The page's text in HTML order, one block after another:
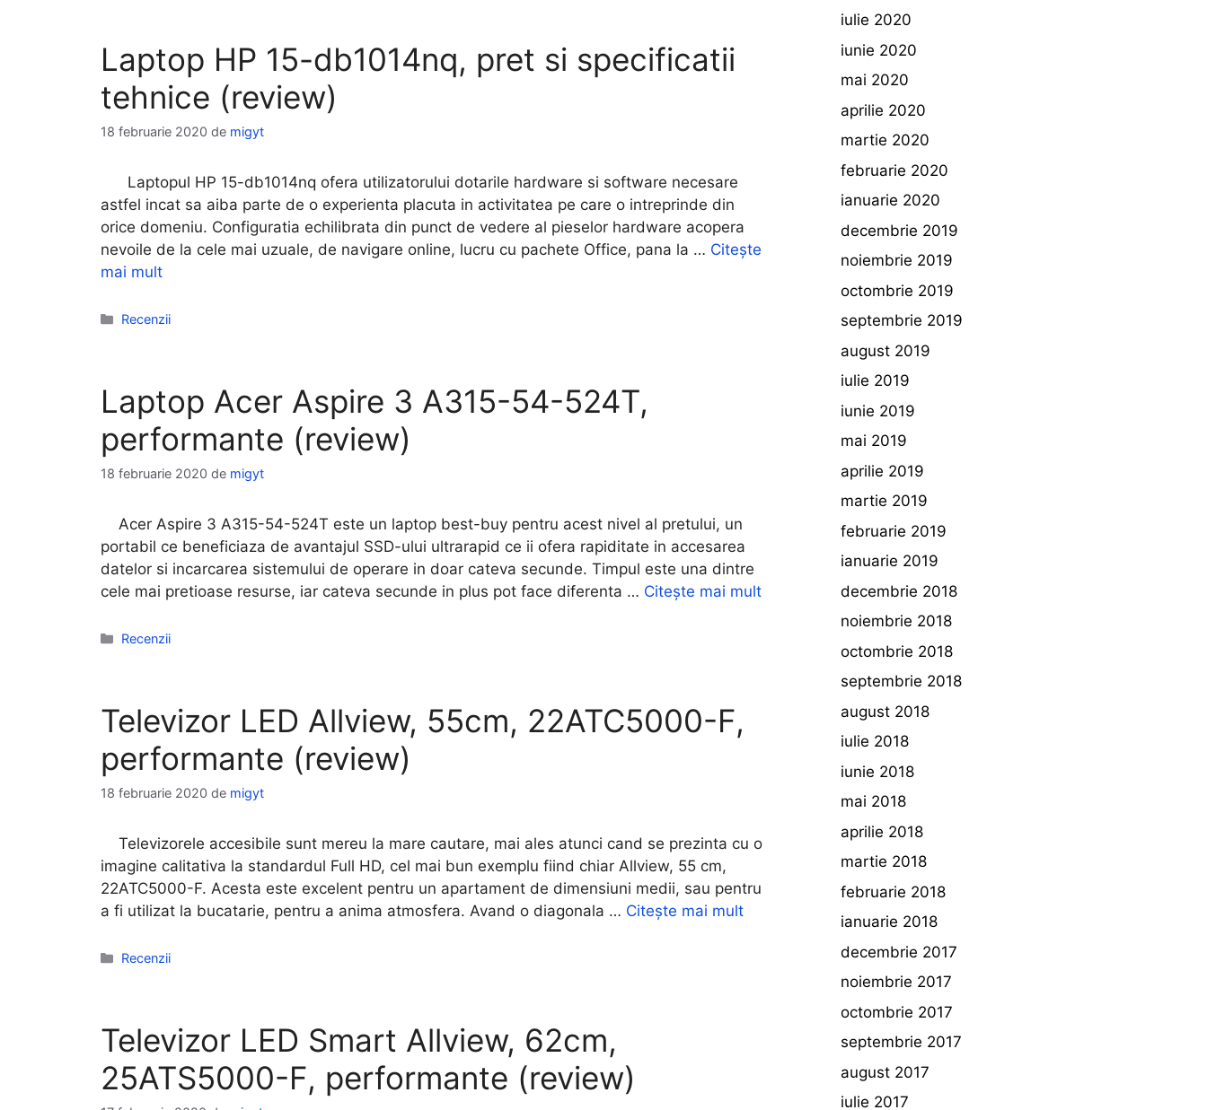
Laptop HP 15-db1014nq, pret si specificatii
tehnice (review)
18 februarie 2020 de migyt
Laptopul HP 15-db1014nq ofera utilizatorului dotarile hardware si software necesare
astfel incat sa aiba parte de o experienta placuta in activitatea pe care o intreprinde din
orice domeniu. Configuratia echilibrata din punct de vedere al pieselor hardware acopera
nevoile de la cele mai uzuale, de navigare online, lucru cu pachete Office, pana la … Citește
mai mult
Categorii
Recenzii
Laptop Acer Aspire 3 A315-54-524T,
performante (review)
18 februarie 2020 de migyt
Acer Aspire 3 A315-54-524T este un laptop best-buy pentru acest nivel al pretului, un
portabil ce beneficiaza de avantajul SSD-ului ultrarapid ce ii ofera rapiditate in accesarea
datelor si incarcarea sistemului de operare in doar cateva secunde. Timpul este una dintre
cele mai pretioase resurse, iar cateva secunde in plus pot face diferenta … Citește mai mult
Categorii
Recenzii
Televizor LED Allview, 55cm, 22ATC5000-F,
performante (review)
18 februarie 2020 de migyt
Televizorele accesibile sunt mereu la mare cautare, mai ales atunci cand se prezinta cu o
imagine calitativa la standardul Full HD, cel mai bun exemplu fiind chiar Allview, 55 cm,
22ATC5000-F. Acesta este excelent pentru un apartament de dimensiuni medii, sau pentru
a fi utilizat la bucatarie, pentru a anima atmosfera. Avand o diagonala … Citește mai mult
Categorii
Recenzii
Televizor LED Smart Allview, 62cm,
25ATS5000-F, performante (review)
iulie 2020
iunie 2020
mai 2020
aprilie 2020
martie 2020
februarie 2020
ianuarie 2020
decembrie 2019
noiembrie 2019
octombrie 2019
septembrie 2019
august 2019
iulie 2019
iunie 2019
mai 2019
aprilie 2019
martie 2019
februarie 2019
ianuarie 2019
decembrie 2018
noiembrie 2018
octombrie 2018
septembrie 2018
august 2018
iulie 2018
iunie 2018
mai 2018
aprilie 2018
martie 2018
februarie 2018
ianuarie 2018
decembrie 2017
noiembrie 2017
octombrie 2017
septembrie 2017
august 2017
iulie 2017